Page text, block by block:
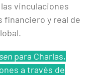
vinculaciones
financiero y real de
para Charlas,
a través de